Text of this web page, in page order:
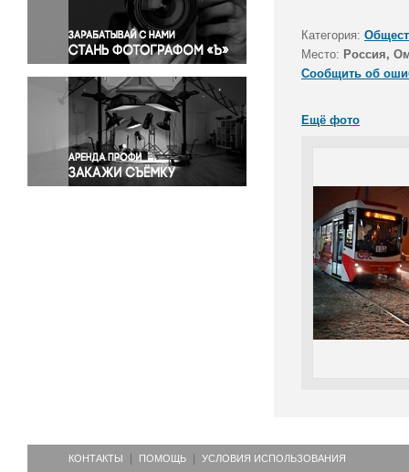
Правосудие
Происшествия и конфликты
Религия
Светская жизнь
Спорт
Экология
Экономика и бизнес
Категория:
Место: Россия,
Сообщить об
Ещё фото
КОНТАКТЫ ПОМОЩЬ УСЛОВИЯ ИСПОЛЬЗОВАНИЯ